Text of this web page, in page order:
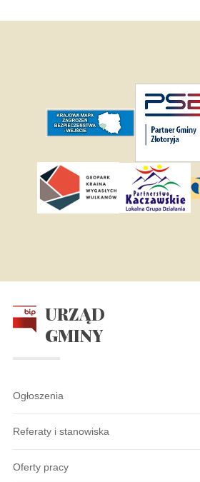
URZĄD
GMINY
Ogłoszenia
Referaty i stanowiska
Oferty pracy